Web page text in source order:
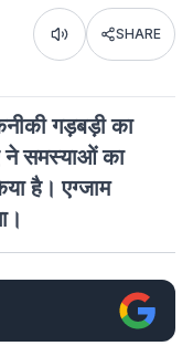
Listen SHARE
गड़बड़ी का
ने समस्याओं का
है। एग्जाम